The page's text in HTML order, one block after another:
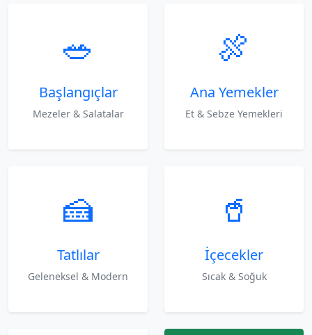
🥗
Başlangıçlar
Mezeler & Salatalar
🍖
Ana Yemekler
Et & Sebze Yemekleri
🍰
Tatlılar
Geleneksel & Modern
🥤
İçecekler
Sıcak & Soğuk